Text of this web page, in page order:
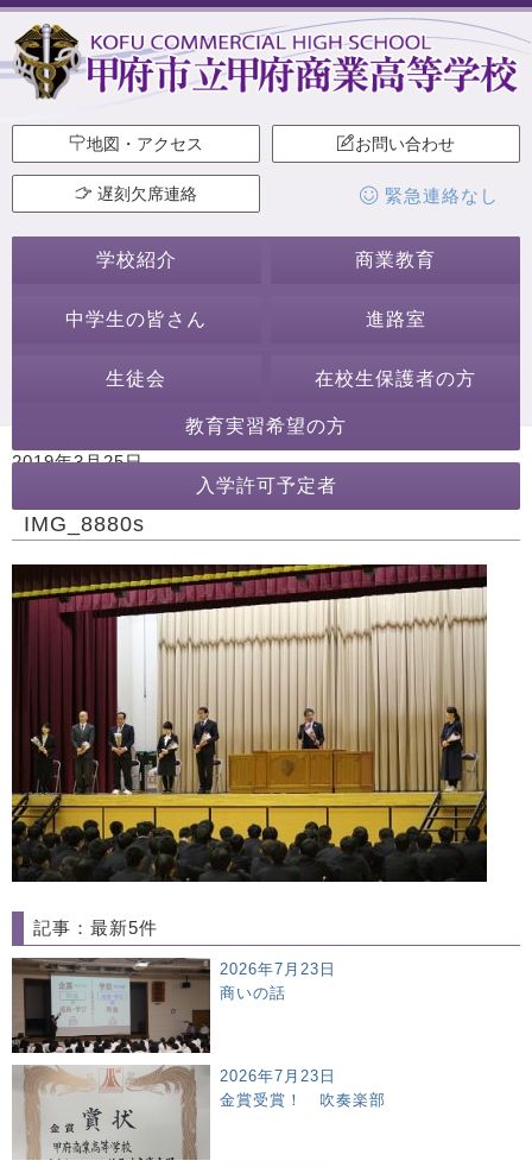
地図・アクセス お問い合わせ
遅刻欠席連絡 緊急連絡なし
学校紹介 商業教育
中学生の皆さん 進路室
生徒会 在校生保護者の方
教育実習希望の方
入学許可予定者
2019年3月25日
IMG_8880s
記事：最新5件
2026年7月23日
商いの話
2026年7月23日
金賞受賞！ 吹奏楽部